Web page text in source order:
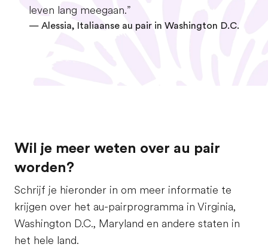
leven lang meegaan.”
— Alessia, Italiaanse au pair in Washington D.C.
Wil je meer weten over au pair
worden?
Schrijf je hieronder in om meer informatie te
krijgen over het au-pairprogramma in Virginia,
Washington D.C., Maryland en andere staten in
het hele land.